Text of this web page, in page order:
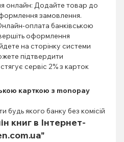
онлайн: Додайте товар до
замовлення.
оплата банківською
оформлення
на сторінку системи
підтвердити
сервіс 2% з карток
карткою з monopay
будь якого банку без комісій
книг в Інтернет-